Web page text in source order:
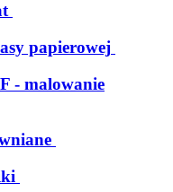
papierowej
- malowanie